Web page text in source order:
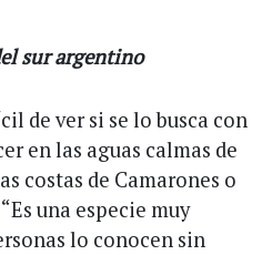
sur argentino
de ver si se lo busca con
en las aguas calmas de
costas de Camarones o
una especie muy
lo conocen sin